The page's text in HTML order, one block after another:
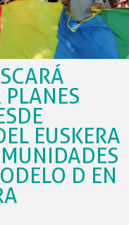
las diferentes
en marcha y se
sea efectivo
realizadas el
y trabajadoras de
buscador digital
es que la
crean en
PLANES
EUSKERA
D EN